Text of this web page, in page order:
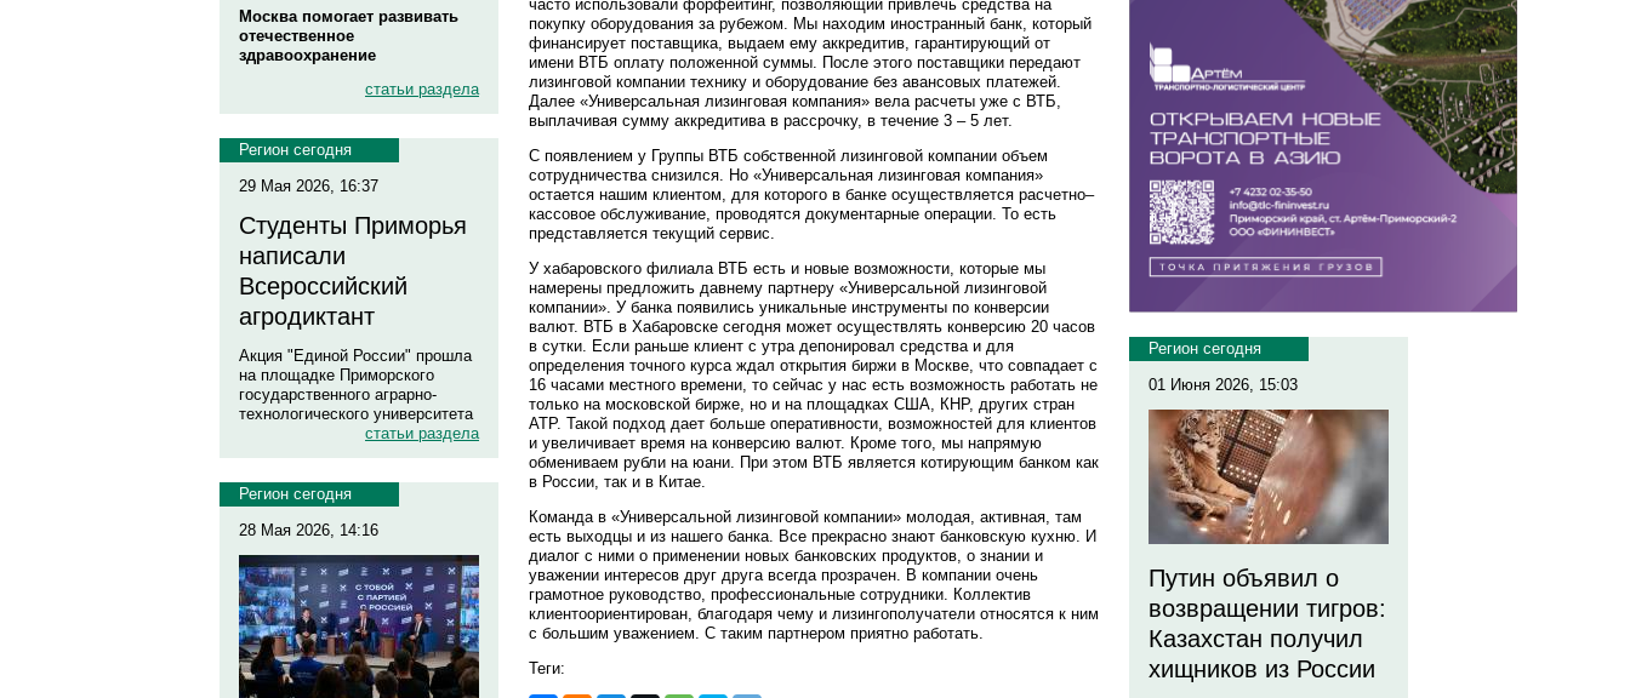
Москва помогает развивать
отечественное
здравоохранение
статьи раздела
Регион сегодня
29 Мая 2026, 16:37
Студенты Приморья
написали
Всероссийский
агродиктант
Акция "Единой России" прошла
на площадке Приморского
государственного аграрно-
технологического университета
статьи раздела
Регион сегодня
28 Мая 2026, 14:16
часто использовали форфейтинг, позволяющий привлечь средства на
покупку оборудования за рубежом. Мы находим иностранный банк, который
финансирует поставщика, выдаем ему аккредитив, гарантирующий от
имени ВТБ оплату положенной суммы. После этого поставщики передают
лизинговой компании технику и оборудование без авансовых платежей.
Далее «Универсальная лизинговая компания» вела расчеты уже с ВТБ,
выплачивая сумму аккредитива в рассрочку, в течение 3 – 5 лет.
С появлением у Группы ВТБ собственной лизинговой компании объем
сотрудничества снизился. Но «Универсальная лизинговая компания»
остается нашим клиентом, для которого в банке осуществляется расчетно–
кассовое обслуживание, проводятся документарные операции. То есть
представляется текущий сервис.
У хабаровского филиала ВТБ есть и новые возможности, которые мы
намерены предложить давнему партнеру «Универсальной лизинговой
компании». У банка появились уникальные инструменты по конверсии
валют. ВТБ в Хабаровске сегодня может осуществлять конверсию 20 часов
в сутки. Если раньше клиент с утра депонировал средства и для
определения точного курса ждал открытия биржи в Москве, что совпадает с
16 часами местного времени, то сейчас у нас есть возможность работать не
только на московской бирже, но и на площадках США, КНР, других стран
АТР. Такой подход дает больше оперативности, возможностей для клиентов
и увеличивает время на конверсию валют. Кроме того, мы напрямую
обмениваем рубли на юани. При этом ВТБ является котирующим банком как
в России, так и в Китае.
Команда в «Универсальной лизинговой компании» молодая, активная, там
есть выходцы и из нашего банка. Все прекрасно знают банковскую кухню. И
диалог с ними о применении новых банковских продуктов, о знании и
уважении интересов друг друга всегда прозрачен. В компании очень
грамотное руководство, профессиональные сотрудники. Коллектив
клиентоориентирован, благодаря чему и лизингополучатели относятся к ним
с большим уважением. С таким партнером приятно работать.
Теги:
Регион сегодня
01 Июня 2026, 15:03
Путин объявил о
возвращении тигров:
Казахстан получил
хищников из России